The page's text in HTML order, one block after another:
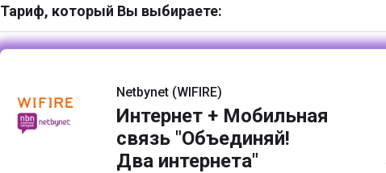
Тариф, который Вы выбираете:
Netbynet (WIFIRE)
Интернет + Мобильная
связь "Объединяй!
Два интернета"